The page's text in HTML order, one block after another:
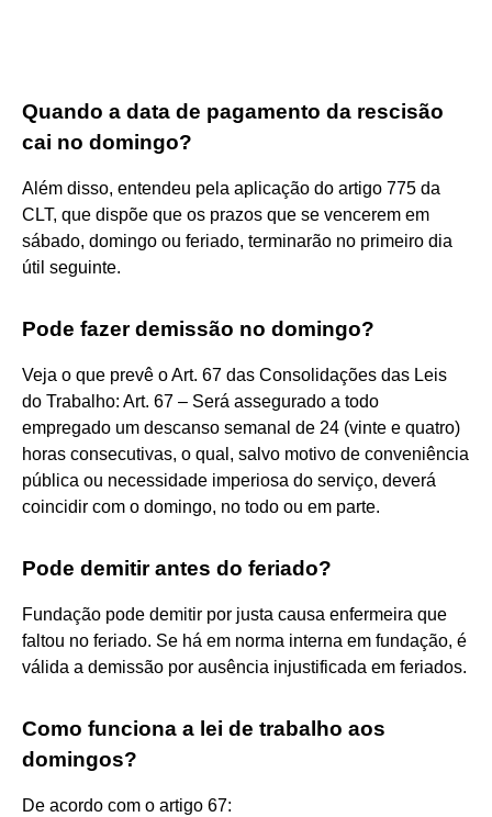
Quando a data de pagamento da rescisão
cai no domingo?
Além disso, entendeu pela aplicação do artigo 775 da
CLT, que dispõe que os prazos que se vencerem em
sábado, domingo ou feriado, terminarão no primeiro dia
útil seguinte.
Pode fazer demissão no domingo?
Veja o que prevê o Art. 67 das Consolidações das Leis
do Trabalho: Art. 67 – Será assegurado a todo
empregado um descanso semanal de 24 (vinte e quatro)
horas consecutivas, o qual, salvo motivo de conveniência
pública ou necessidade imperiosa do serviço, deverá
coincidir com o domingo, no todo ou em parte.
Pode demitir antes do feriado?
Fundação pode demitir por justa causa enfermeira que
faltou no feriado. Se há em norma interna em fundação, é
válida a demissão por ausência injustificada em feriados.
Como funciona a lei de trabalho aos
domingos?
De acordo com o artigo 67: